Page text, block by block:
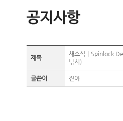
제목
새소식｜Spinlock
낚시)
글쓴이 진아